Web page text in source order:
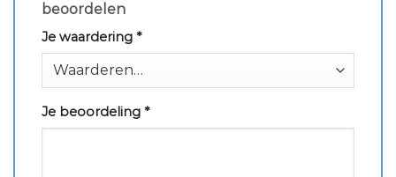
beoordelen
Je waardering *
Je beoordeling *